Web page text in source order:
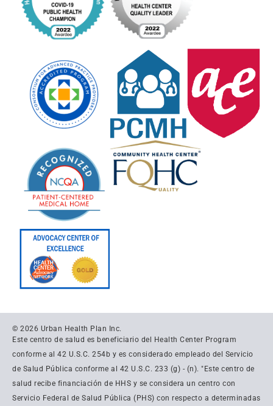
© 2026 Urban Health Plan Inc.
Este centro de salud es beneficiario del Health Center Program
conforme al 42 U.S.C. 254b y es considerado empleado del Servicio
de Salud Pública conforme al 42 U.S.C. 233 (g) - (n). "Este centro de
salud recibe financiación de HHS y se considera un centro con
Servicio Federal de Salud Pública (PHS) con respecto a determinadas